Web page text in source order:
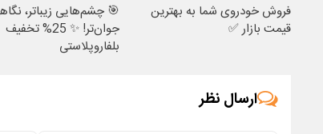
فروش خودروی شما به بهترین
قیمت بازار ✅
🎯 چشم‌هایی زیباتر،
جوان‌تر! ✨ 25% تخفیف
بلفاروپلاستی
ارسال نظر